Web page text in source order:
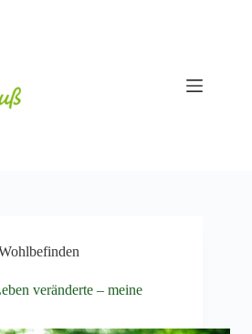
veränderte – meine